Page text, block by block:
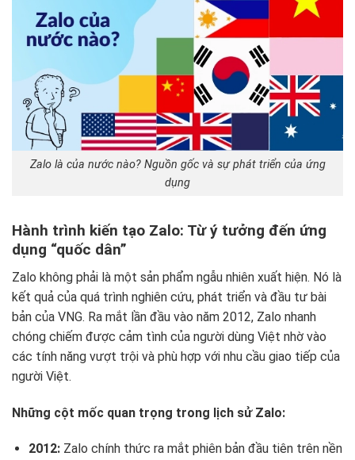
Zalo là của nước nào? Nguồn gốc và sự phát triển của ứng
dụng
Hành trình kiến tạo Zalo: Từ ý tưởng đến ứng
dụng “quốc dân”
Zalo không phải là một sản phẩm ngẫu nhiên xuất hiện. Nó là
kết quả của quá trình nghiên cứu, phát triển và đầu tư bài
bản của VNG. Ra mắt lần đầu vào năm 2012, Zalo nhanh
chóng chiếm được cảm tình của người dùng Việt nhờ vào
các tính năng vượt trội và phù hợp với nhu cầu giao tiếp của
người Việt.
Những cột mốc quan trọng trong lịch sử Zalo:
2012:Zalo chính thức ra mắt phiên bản đầu tiên trên nền